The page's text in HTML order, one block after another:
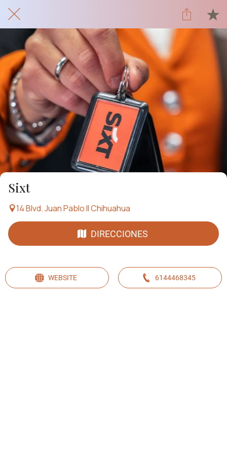
Sixt
14 Blvd. Juan Pablo II Chihuahua
DIRECCIONES
WEBSITE 6144468345